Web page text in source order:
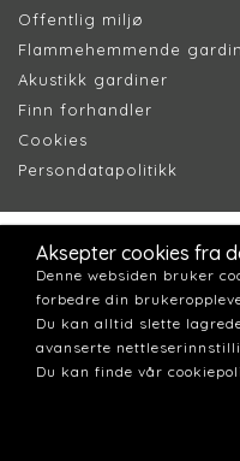
Offentlig miljø
Flammehemmende
Akustikk gardiner
Finn forhandler
Cookies
Persondatapolitikk
Aksepter cookies fra
Denne websiden bruker
forbedre din
Du kan alltid slette
avanserte
Du kan finde vår